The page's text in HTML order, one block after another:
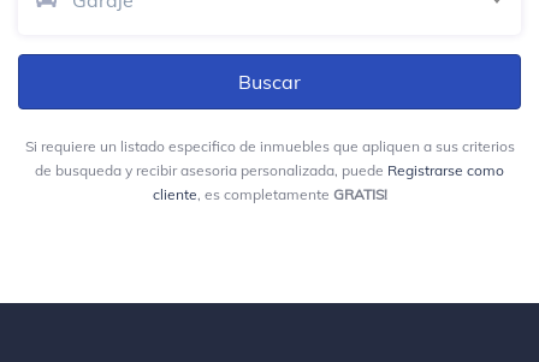
Si requiere un listado especifico de inmuebles que apliquen a sus criterios
de busqueda y recibir asesoria personalizada, puede Registrarse como
cliente, es completamente GRATIS!